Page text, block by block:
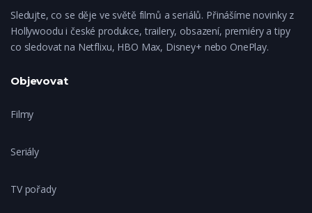
Sledujte, co se děje ve světě filmů a seriálů. Přinášíme novinky z
Hollywoodu i české produkce, trailery, obsazení, premiéry a tipy
co sledovat na Netflixu, HBO Max, Disney+ nebo OnePlay.
Objevovat
Filmy
Seriály
TV pořady